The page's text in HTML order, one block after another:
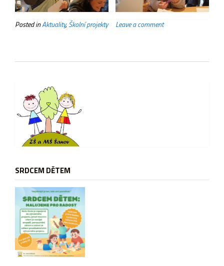
Posted inAktuality,Školní projekty Leave a comment
SRDCEM DĚTEM